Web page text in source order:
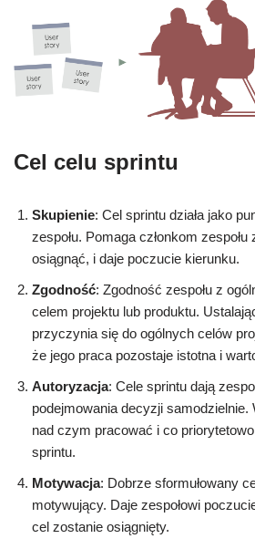
Cel celu sprintu
Skupienie: Cel sprintu działa jako
zespołu. Pomaga członkom
osiągnąć, i daje poczucie kierunku.
Zgodność: Zgodność zespołu z
celem projektu lub produktu.
przyczynia się do ogólnych celów
że jego praca pozostaje istotna i
Autoryzacja: Cele sprintu dają
podejmowania decyzji samodzielnie.
nad czym pracować i co
sprintu.
Motywacja: Dobrze sformułowany
motywujący. Daje zespołowi
cel zostanie osiągnięty.